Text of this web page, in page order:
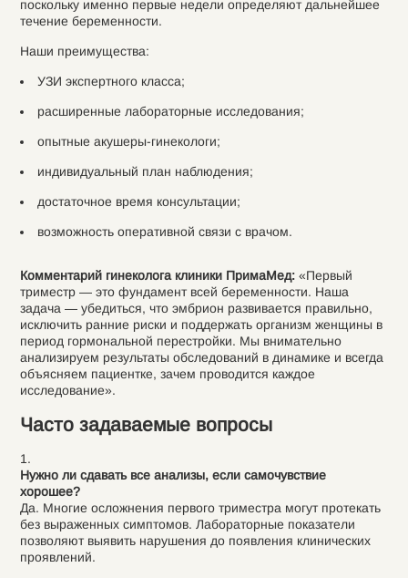
поскольку именно первые недели определяют дальнейшее
течение беременности.
Наши преимущества:
УЗИ экспертного класса;
расширенные лабораторные исследования;
опытные акушеры-гинекологи;
индивидуальный план наблюдения;
достаточное время консультации;
возможность оперативной связи с врачом.
Комментарий гинеколога клиники ПримаМед: «Первый
триместр — это фундамент всей беременности. Наша
задача — убедиться, что эмбрион развивается правильно,
исключить ранние риски и поддержать организм женщины в
период гормональной перестройки. Мы внимательно
анализируем результаты обследований в динамике и всегда
объясняем пациентке, зачем проводится каждое
исследование».
Часто задаваемые вопросы
Нужно ли сдавать все анализы, если самочувствие
хорошее?
Да. Многие осложнения первого триместра могут протекать
без выраженных симптомов. Лабораторные показатели
позволяют выявить нарушения до появления клинических
проявлений.